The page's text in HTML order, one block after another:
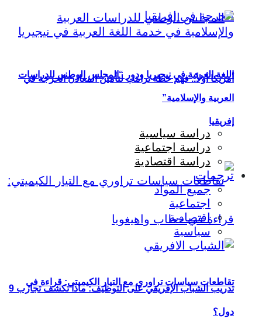
أمريكا أولاً.. فهم خطة ترامب لتأمين المعادن الحرجة في
إفريقيا
تقاطعات سياسات تراوري مع التيار الكيميتي: قراءة في
اللغة العربية في نيجيريا ودور “المجلس الوطني للدراسات
العربية والإسلامية”
دراسة سياسية
دراسة اجتماعية
دراسة اقتصادية
ترجمات
جميع المواد
اجتماعية
اقتصادية
سياسية
تدريب الشباب الإفريقي على التوظيف: ماذا تكشف تجارب 9
دول؟